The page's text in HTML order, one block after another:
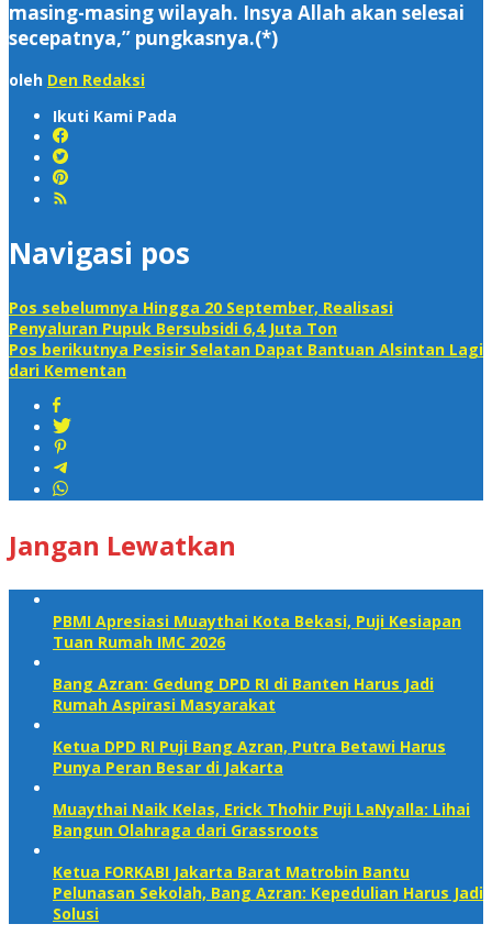
masing-masing wilayah. Insya Allah akan selesai
secepatnya,” pungkasnya.(*)
oleh Den Redaksi
Ikuti Kami Pada
Navigasi pos
Pos sebelumnya Hingga 20 September, Realisasi
Penyaluran Pupuk Bersubsidi 6,4 Juta Ton
Pos berikutnya Pesisir Selatan Dapat Bantuan Alsintan Lagi
dari Kementan
Jangan Lewatkan
PBMI Apresiasi Muaythai Kota Bekasi, Puji Kesiapan
Tuan Rumah IMC 2026
Bang Azran: Gedung DPD RI di Banten Harus Jadi
Rumah Aspirasi Masyarakat
Ketua DPD RI Puji Bang Azran, Putra Betawi Harus
Punya Peran Besar di Jakarta
Muaythai Naik Kelas, Erick Thohir Puji LaNyalla: Lihai
Bangun Olahraga dari Grassroots
Ketua FORKABI Jakarta Barat Matrobin Bantu
Pelunasan Sekolah, Bang Azran: Kepedulian Harus Jadi
Solusi